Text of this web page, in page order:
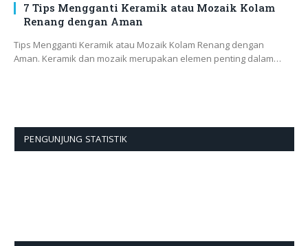
7 Tips Mengganti Keramik atau Mozaik Kolam
Renang dengan Aman
Tips Mengganti Keramik atau Mozaik Kolam Renang dengan
Aman. Keramik dan mozaik merupakan elemen penting dalam…
PENGUNJUNG STATISTIK